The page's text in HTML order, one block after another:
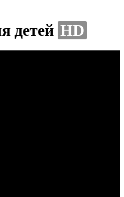
детей HD